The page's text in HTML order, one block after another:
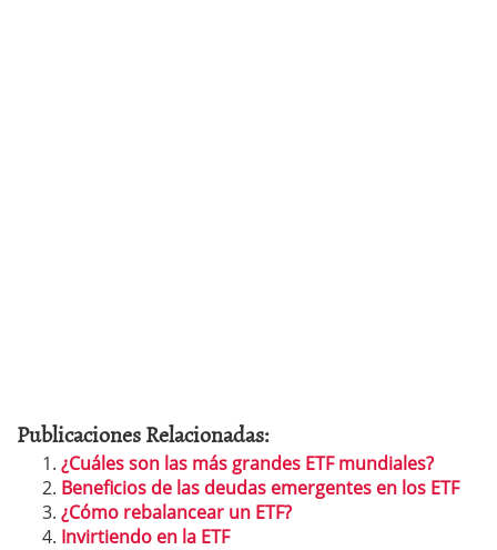
Publicaciones Relacionadas:
¿Cuáles son las más grandes ETF mundiales?
Beneficios de las deudas emergentes en los ETF
¿Cómo rebalancear un ETF?
Invirtiendo en la ETF